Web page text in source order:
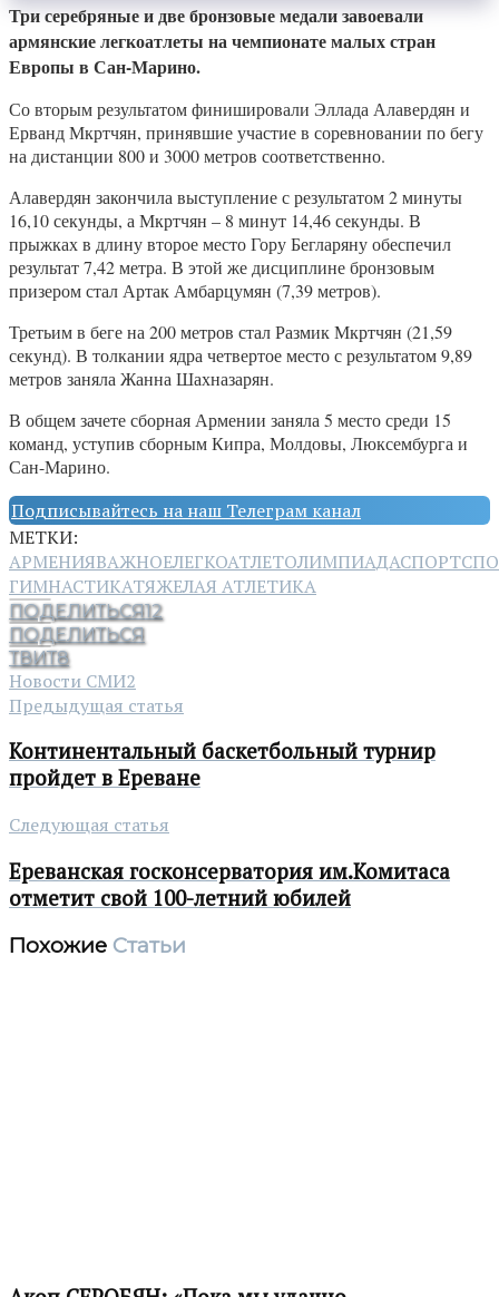
Три серебряные и две бронзовые медали завоевали
армянские легкоатлеты на чемпионате малых стран
Европы в Сан-Марино.
Со вторым результатом финишировали Эллада Алавердян и
Ерванд Мкртчян, принявшие участие в соревновании по бегу
на дистанции 800 и 3000 метров соответственно.
Алавердян закончила выступление с результатом 2 минуты
16,10 секунды, а Мкртчян – 8 минут 14,46 секунды. В
прыжках в длину второе место Гору Бегларяну обеспечил
результат 7,42 метра. В этой же дисциплине бронзовым
призером стал Артак Амбарцумян (7,39 метров).
Третьим в беге на 200 метров стал Размик Мкртчян (21,59
секунд). В толкании ядра четвертое место с результатом 9,89
метров заняла Жанна Шахназарян.
В общем зачете сборная Армении заняла 5 место среди 15
команд, уступив сборным Кипра, Молдовы, Люксембурга и
Сан-Марино.
Подписывайтесь на наш Телеграм канал
МЕТКИ:
АРМЕНИЯВАЖНОЕЛЕГКОАТЛЕТОЛИМПИАДАСПОРТ
ГИМНАСТИКАТЯЖЕЛАЯ АТЛЕТИКА
ПОДЕЛИТЬСЯ12
ПОДЕЛИТЬСЯ
ТВИТ8
Новости СМИ2
Предыдущая статья
Континентальный баскетбольный турнир
пройдет в Ереване
Следующая статья
Ереванская госконсерватория им.Комитаса
отметит свой 100-летний юбилей
Похожие Статьи